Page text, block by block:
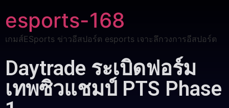
esports-168
เกมส์ESports ข่าวอีสปอร์ต esports เจาะลึกวงการอีสปอร์ต
Daytrade ระเบิดฟอร์ม
เทพซิวแชมป์ PTS Phase